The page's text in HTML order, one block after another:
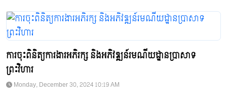
ការចុះពិនិត្យការងារអភិរក្ស និងអភិវឌ្ឍន៍រមណីយដ្ឋានប្រាសាទ
ព្រះវិហារ
Monday, December 30, 2024 10:19 AM